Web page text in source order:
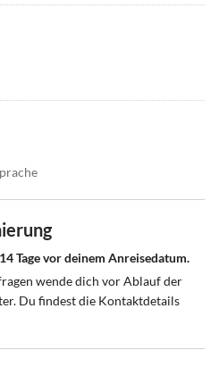
Tage vor deinem Anreisedatum.
wende dich vor Ablauf der
Du findest die Kontaktdetails